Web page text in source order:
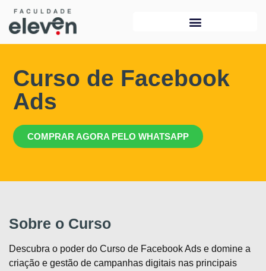
Curso de Facebook
Ads
COMPRAR AGORA PELO WHATSAPP
Sobre o Curso
Descubra o poder do Curso de Facebook Ads e domine a
criação e gestão de campanhas digitais nas principais